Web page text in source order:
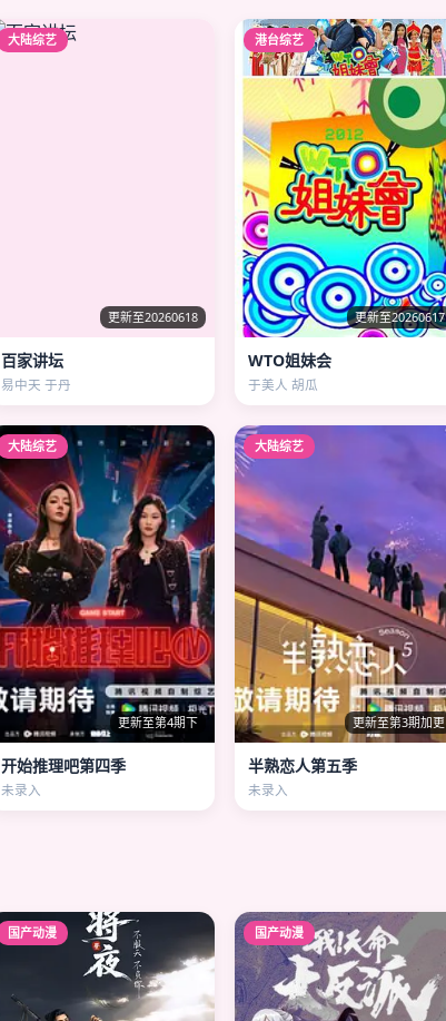
大陆综艺
更新至20260618
百家讲坛
易中天 于丹
港台综艺
更新至20260617
WTO姐妹会
于美人 胡瓜
大陆综艺
更新至第4期下
开始推理吧第四季
未录入
大陆综艺
更新至第3期加更
半熟恋人第五季
未录入
国产动漫 国产动漫